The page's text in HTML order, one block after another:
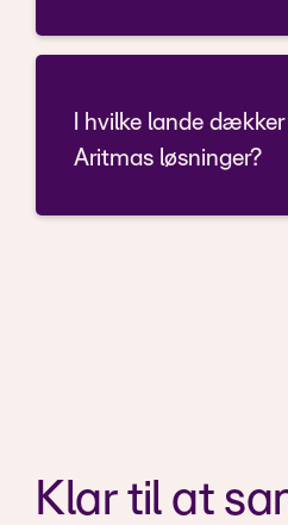
I hvilke lande dækker
Aritmas løsninger?
Klar til at